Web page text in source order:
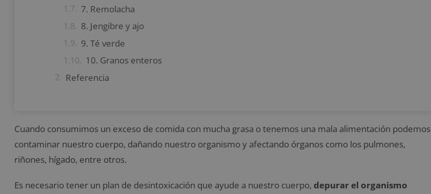
7. Remolacha
8. Jengibre y ajo
9. Té verde
10. Granos enteros
Referencia
Cuando consumimos un exceso de comida con mucha grasa o tenemos una mala alimentación podemos
contaminar nuestro cuerpo, dañando nuestro organismo y afectando órganos como los pulmones,
riñones, hígado, entre otros.
Es necesario tener un plan de desintoxicación que ayude a nuestro cuerpo, depurar el organismo